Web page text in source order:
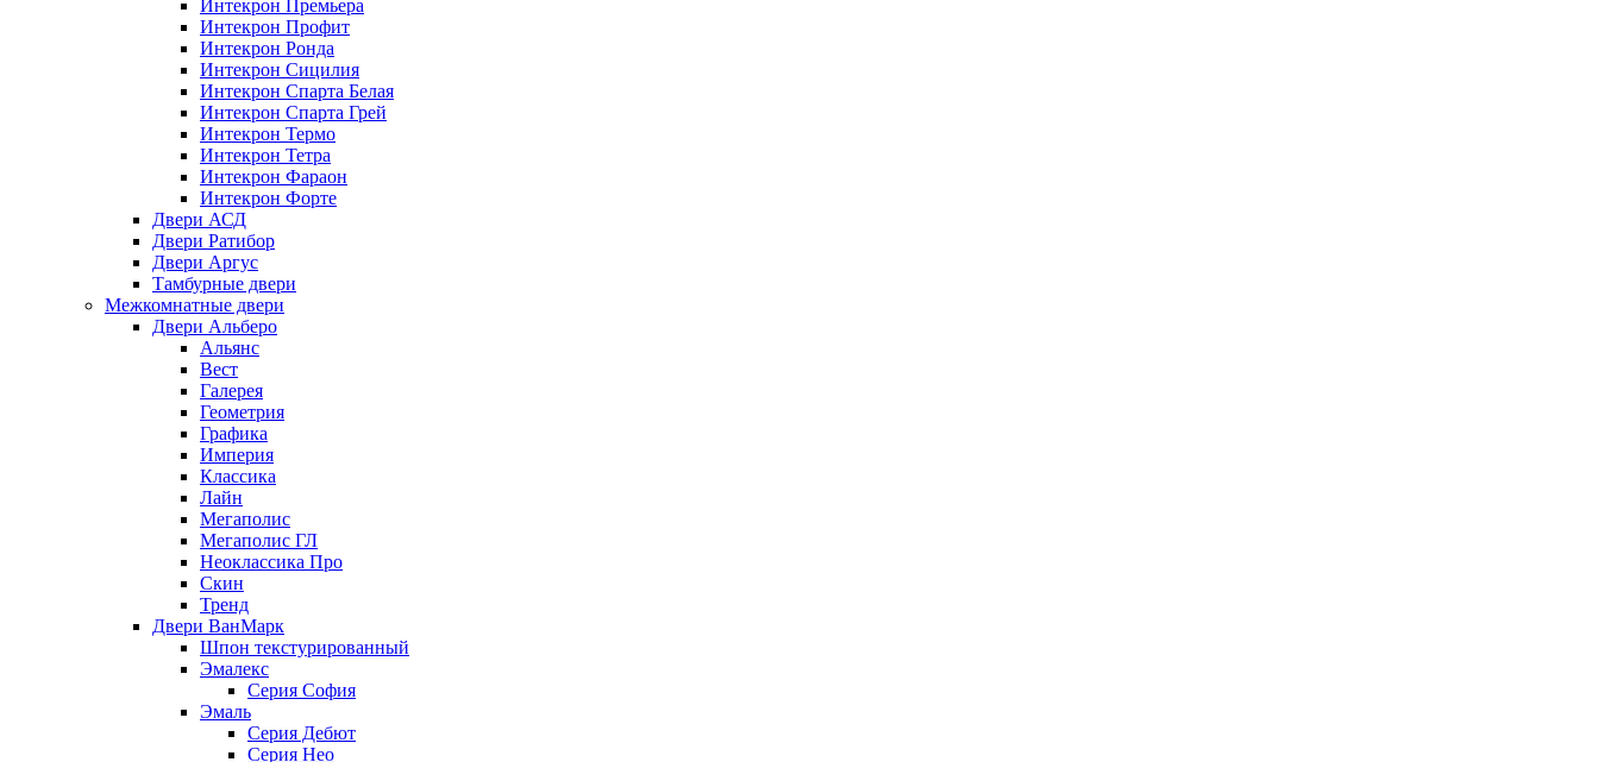
Интекрон Премьера
Интекрон Профит
Интекрон Ронда
Интекрон Сицилия
Интекрон Спарта Белая
Интекрон Спарта Грей
Интекрон Термо
Интекрон Тетра
Интекрон Фараон
Интекрон Форте
Двери АСД
Двери Ратибор
Двери Аргус
Тамбурные двери
Межкомнатные двери
Двери Альберо
Альянс
Вест
Галерея
Геометрия
Графика
Империя
Классика
Лайн
Мегаполис
Мегаполис ГЛ
Неоклассика Про
Скин
Тренд
Двери ВанМарк
Шпон текстурированный
Эмалекс
Серия София
Эмаль
Серия Дебют
Серия Нео